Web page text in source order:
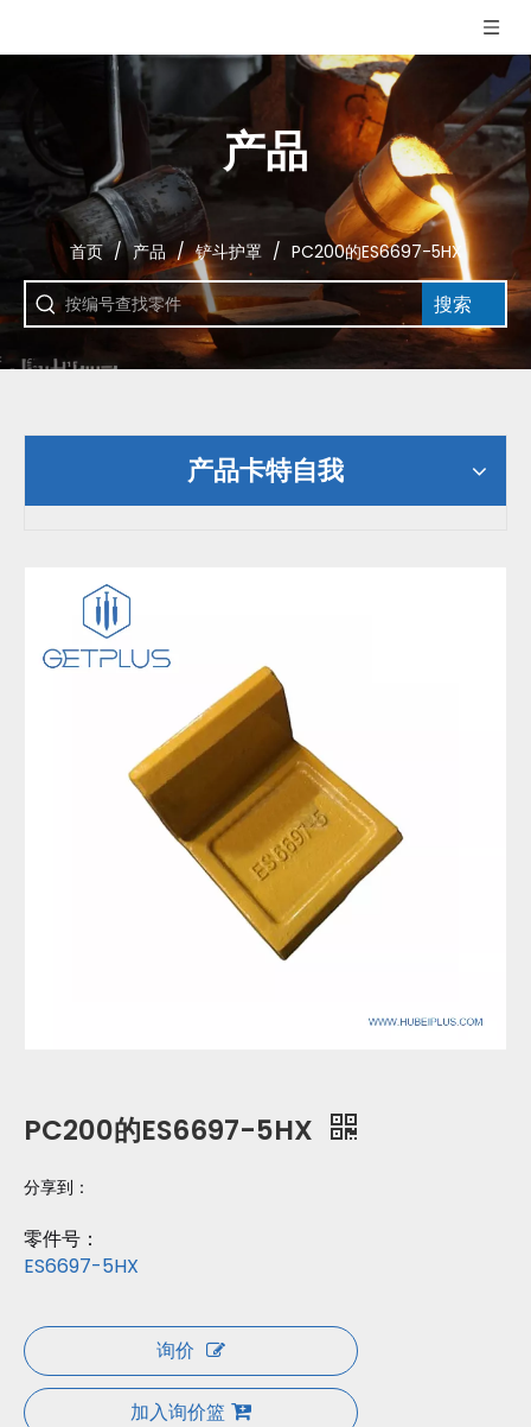
产品
首页 / 产品 / 铲斗护罩 / PC200的ES6697-5HX
搜索
产品卡特自我
PC200的ES6697-5HX
分享到：
零件号：
ES6697-5HX
询价
加入询价篮